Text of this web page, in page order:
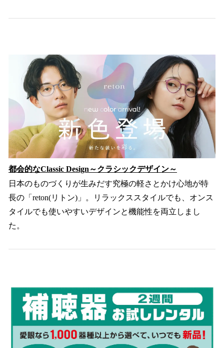
都会的なClassic Design～クラシックデザイン～
日本のものづくりが生みだす究極の軽さとかけ心地が特
長の「reton(リトン)」。リラックススタイルでも、オンス
タイルでも使いやすいデザインと機能性を両立しまし
た。